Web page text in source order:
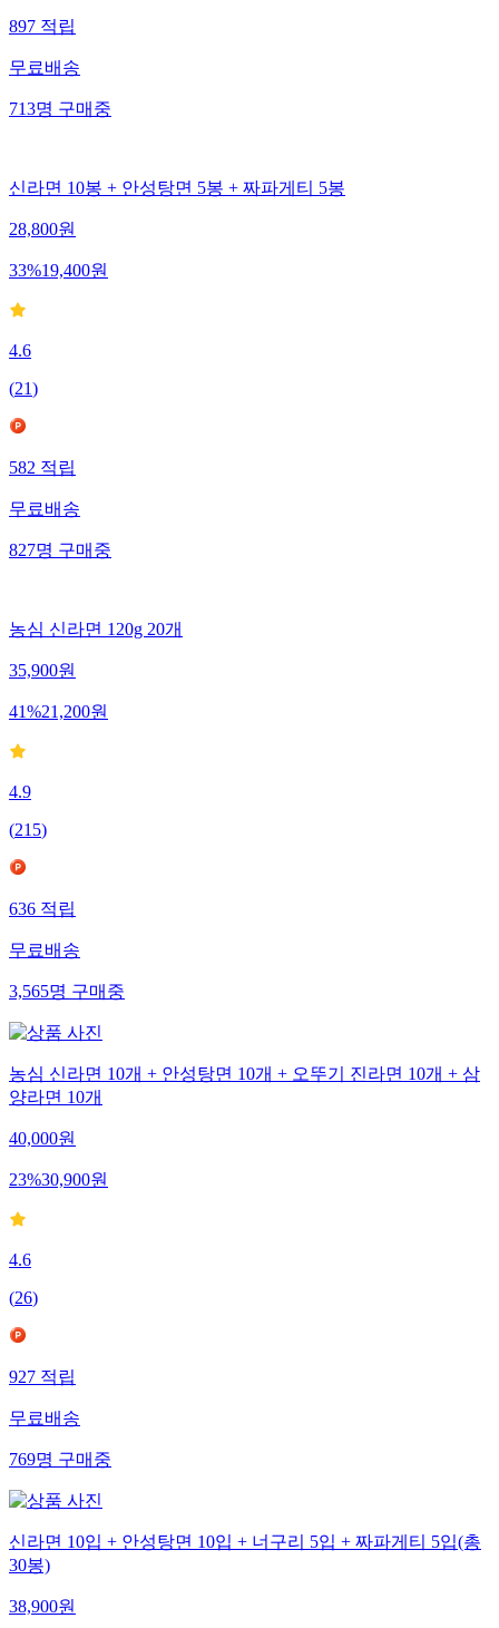
897적립
무료배송
713명구매중
신라면 10봉 + 안성탕면 5봉 + 짜파게티 5봉
28,800원
33%19,400원
4.6
(21)
582적립
무료배송
827명구매중
농심 신라면 120g 20개
35,900원
41%21,200원
4.9
(215)
636적립
무료배송
3,565명구매중
농심 신라면 10개 + 안성탕면 10개 + 오뚜기 진라면 10개 + 삼
양라면 10개
40,000원
23%30,900원
4.6
(26)
927적립
무료배송
769명구매중
신라면 10입 + 안성탕면 10입 + 너구리 5입 + 짜파게티 5입(총
30봉)
38,900원